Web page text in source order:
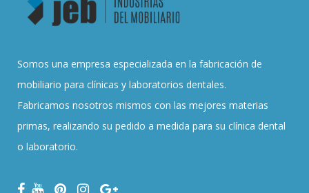
Somos una empresa especializada en la fabricación de
mobiliario para clínicas y laboratorios dentales.
Fabricamos nosotros mismos con las mejores materias
primas, realizando su pedido a medida para su clínica dental
o laboratorio.